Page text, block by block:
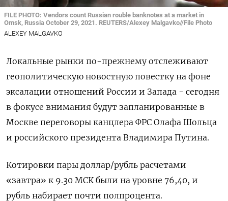
FILE PHOTO: Vendors count Russian rouble banknotes at a market in
Omsk, Russia October 29, 2021. REUTERS/Alexey Malgavko//File Photo
ALEXEY MALGAVKO
Локальные рынки по-прежнему отслеживают
геополитическую новостную повестку на фоне
эксалации отношений России и Запада - сегодня
в фокусе внимания будут запланированные в
Москве переговоры канцлера ФРС Олафа Шольца
и российского президента Владимира Путина.
Котировки пары доллар/рубль расчетами
«завтра» к 9.30 МСК были на уровне 76,40, и
рубль набирает почти полпроцента.